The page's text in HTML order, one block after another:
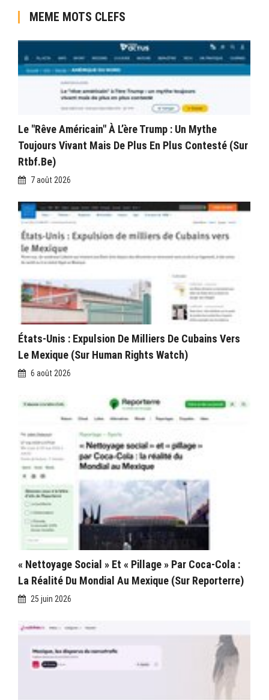
MEME MOTS CLEFS
Le "rêve Américain" À L’ère Trump : Un Mythe
Toujours Vivant Mais De Plus En Plus Contesté (sur
Rtbf.be)
7 août 2026
États-Unis : Expulsion De Milliers De Cubains Vers
Le Mexique (sur Human Rights Watch)
6 août 2026
« Nettoyage Social » Et « Pillage » Par Coca-Cola :
La Réalité Du Mondial Au Mexique (sur Reporterre)
25 juin 2026